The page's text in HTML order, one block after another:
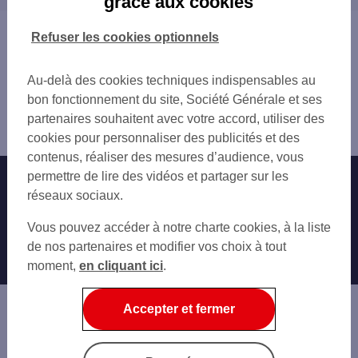
CAP CINE BLOIS
MER 50 AV DU MAL MAUNOU
Vous êtes ici : Accueil
Chailles
Distributeur/automate CHAILLES
Nos engagements Nous contacter
Autres sites SG
Professionnels
Entreprises
Associations
Banque privée
Informations légales
Au-delà des cookies techniques indispensables au
bon fonctionnement du site, Société Générale et ses
partenaires souhaitent avec votre accord, utiliser des
cookies pour personnaliser des publicités et des
contenus, réaliser des mesures d’audience, vous
permettre de lire des vidéos et partager sur les
réseaux sociaux.
Vous pouvez accéder à notre charte cookies, à la liste
de nos partenaires et modifier vos choix à tout
moment, en cliquant ici.
Refuser les cookies optionnels
Accepter et fermer